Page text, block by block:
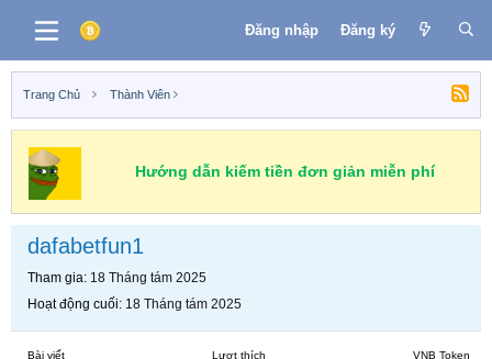
Đăng nhập Đăng ký
Trang Chủ Thành Viên
Hướng dẫn kiếm tiền đơn giản miễn phí
dafabetfun1
Tham gia 18 Tháng tám 2025
Hoạt động cuối 18 Tháng tám 2025
Bài viết Lượt thích VNB Token